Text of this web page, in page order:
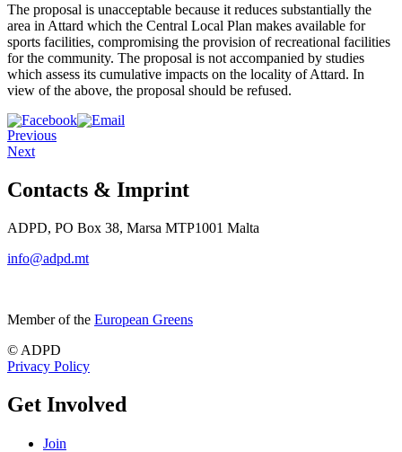
The proposal is unacceptable because it reduces substantially the
area in Attard which the Central Local Plan makes available for
sports facilities, compromising the provision of recreational facilities
for the community. The proposal is not accompanied by studies
which assess its cumulative impacts on the locality of Attard. In
view of the above, the proposal should be refused.
Previous
Next
Contacts & Imprint
ADPD, PO Box 38, Marsa MTP1001 Malta
info@adpd.mt
Member of the European Greens
© ADPD
Privacy Policy
Get Involved
Join